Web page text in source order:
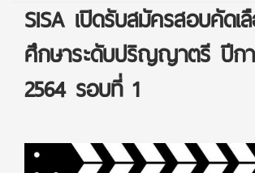
SISA เปิดรับสมัครสอบคัดเ
ศึกษาระดับปริญญาตรี ปีก
2564 รอบที่ 1